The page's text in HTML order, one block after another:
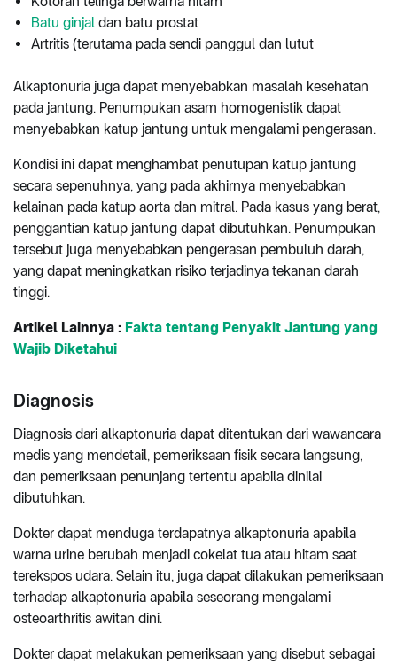
Batu ginjal dan batu prostat
Artritis (terutama pada sendi panggul dan lutut
Alkaptonuria juga dapat menyebabkan masalah kesehatan
pada jantung. Penumpukan asam homogenistik dapat
menyebabkan katup jantung untuk mengalami pengerasan.
Kondisi ini dapat menghambat penutupan katup jantung
secara sepenuhnya, yang pada akhirnya menyebabkan
kelainan pada katup aorta dan mitral. Pada kasus yang berat,
penggantian katup jantung dapat dibutuhkan. Penumpukan
tersebut juga menyebabkan pengerasan pembuluh darah,
yang dapat meningkatkan risiko terjadinya tekanan darah
tinggi.
Artikel Lainnya : Fakta tentang Penyakit Jantung yang
Wajib Diketahui
Diagnosis
Diagnosis dari alkaptonuria dapat ditentukan dari wawancara
medis yang mendetail, pemeriksaan fisik secara langsung,
dan pemeriksaan penunjang tertentu apabila dinilai
dibutuhkan.
Dokter dapat menduga terdapatnya alkaptonuria apabila
warna urine berubah menjadi cokelat tua atau hitam saat
terekspos udara. Selain itu, juga dapat dilakukan pemeriksaan
terhadap alkaptonuria apabila seseorang mengalami
osteoarthritis awitan dini.
Dokter dapat melakukan pemeriksaan yang disebut sebagai